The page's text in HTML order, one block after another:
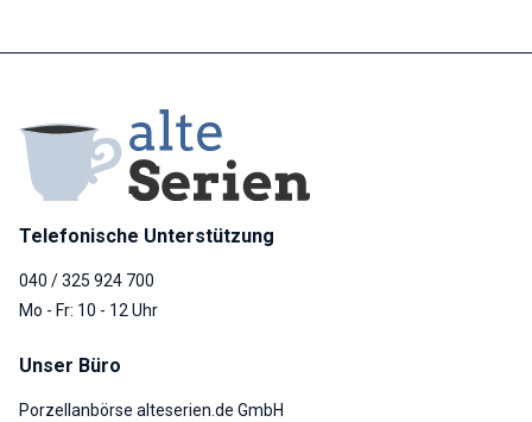
Telefonische Unterstützung
040 / 325 924 700
Mo - Fr: 10 - 12 Uhr
Unser Büro
Porzellanbörse alteserien.de GmbH